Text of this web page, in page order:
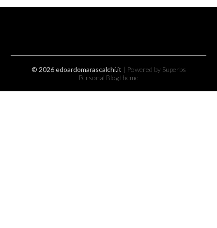
© 2026 edoardomarascalchi.it | Powered by Superbs
Personal Blog theme